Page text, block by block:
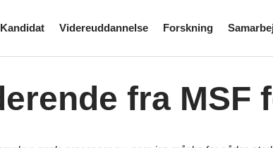
Kandidat Videreuddannelse Forskning
fra